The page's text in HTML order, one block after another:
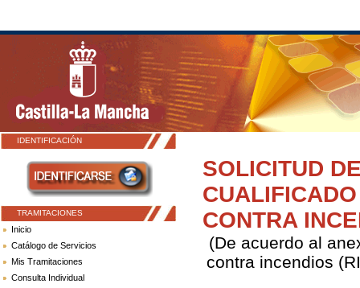
IDENTIFICACIÓN
TRAMITACIONES
Inicio
Catálogo de Servicios
Mis Tramitaciones
Consulta Individual
SOLICITUD
CONTRA
(De acuerdo al
contra incendios